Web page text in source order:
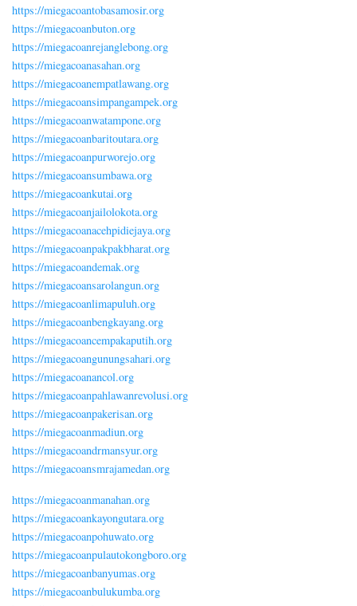
https://miegacoantobasamosir.org
https://miegacoanbuton.org
https://miegacoanrejanglebong.org
https://miegacoanasahan.org
https://miegacoanempatlawang.org
https://miegacoansimpangampek.org
https://miegacoanwatampone.org
https://miegacoanbaritoutara.org
https://miegacoanpurworejo.org
https://miegacoansumbawa.org
https://miegacoankutai.org
https://miegacoanjailolokota.org
https://miegacoanacehpidiejaya.org
https://miegacoanpakpakbharat.org
https://miegacoandemak.org
https://miegacoansarolangun.org
https://miegacoanlimapuluh.org
https://miegacoanbengkayang.org
https://miegacoancempakaputih.org
https://miegacoangunungsahari.org
https://miegacoanancol.org
https://miegacoanpahlawanrevolusi.org
https://miegacoanpakerisan.org
https://miegacoanmadiun.org
https://miegacoandrmansyur.org
https://miegacoansmrajamedan.org
https://miegacoanmanahan.org
https://miegacoankayongutara.org
https://miegacoanpohuwato.org
https://miegacoanpulautokongboro.org
https://miegacoanbanyumas.org
https://miegacoanbulukumba.org